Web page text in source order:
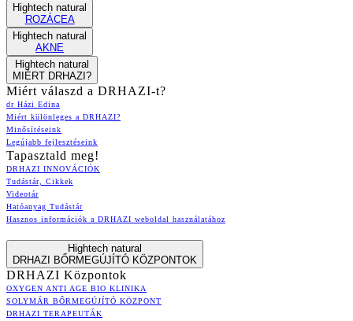
Hightech natural
ROZÁCEA
Hightech natural
AKNE
Hightech natural
MIÉRT DRHAZI?
Miért válaszd a DRHAZI-t?
dr Házi Edina
Miért különleges a DRHAZI?
Minősítéseink
Legújabb fejlesztéseink
Tapasztald meg!
DRHAZI INNOVÁCIÓK
Tudástár, Cikkek
Videotár
Hatóanyag Tudástár
Hasznos információk a DRHAZI weboldal használatához
Hightech natural
DRHAZI BŐRMEGÚJÍTÓ KÖZPONTOK
DRHAZI Központok
OXYGEN ANTI AGE BIO KLINIKA
SOLYMÁR BŐRMEGÚJÍTÓ KÖZPONT
DRHAZI TERAPEUTÁK